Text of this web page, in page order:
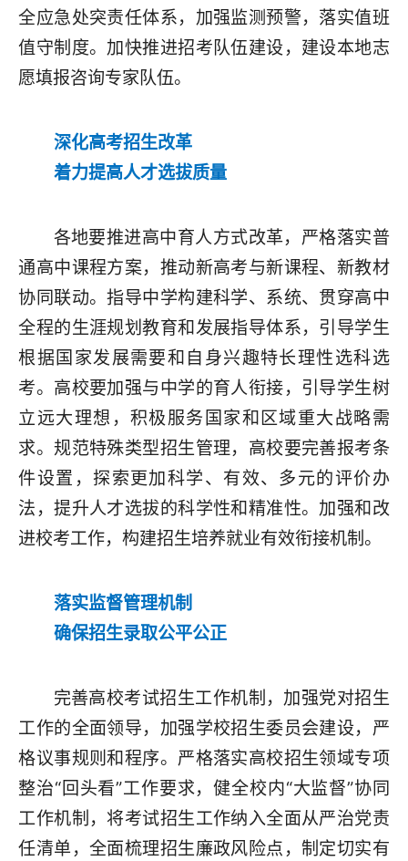
全应急处突责任体系，加强监测预警，落实值班
值守制度。加快推进招考队伍建设，建设本地志
愿填报咨询专家队伍。
深化高考招生改革
着力提高人才选拔质量
各地要推进高中育人方式改革，严格落实普
通高中课程方案，推动新高考与新课程、新教材
协同联动。指导中学构建科学、系统、贯穿高中
全程的生涯规划教育和发展指导体系，引导学生
根据国家发展需要和自身兴趣特长理性选科选
考。高校要加强与中学的育人衔接，引导学生树
立远大理想，积极服务国家和区域重大战略需
求。规范特殊类型招生管理，高校要完善报考条
件设置，探索更加科学、有效、多元的评价办
法，提升人才选拔的科学性和精准性。加强和改
进校考工作，构建招生培养就业有效衔接机制。
落实监督管理机制
确保招生录取公平公正
完善高校考试招生工作机制，加强党对招生
工作的全面领导，加强学校招生委员会建设，严
格议事规则和程序。严格落实高校招生领域专项
整治“回头看”工作要求，健全校内“大监督”协同
工作机制，将考试招生工作纳入全面从严治党责
任清单，全面梳理招生廉政风险点，制定切实有